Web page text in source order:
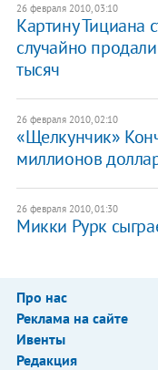
26 февраля 2010, 03:10
Картину Тициана
случайно
тысяч
26 февраля 2010, 02:10
«Щелкунчик»
миллионов
26 февраля 2010, 01:30
Микки Рурк
Про нас
Реклама на сайте
Ивенты
Редакция